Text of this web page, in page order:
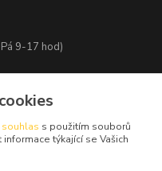
9-17 hod)
souhlas s použitím souborů
týkající se Vašich